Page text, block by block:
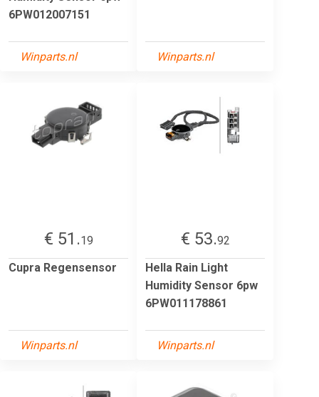
6PW012007151
Winparts.nl Winparts.nl
€ 51.19
Cupra Regensensor
Winparts.nl
€ 53.92
Hella Rain Light
Humidity Sensor 6pw
6PW011178861
Winparts.nl